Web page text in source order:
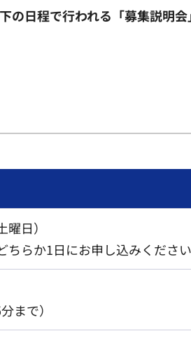
の日程で行われる「募集説明
日）
ちらか1日にお申し込みください
まで）